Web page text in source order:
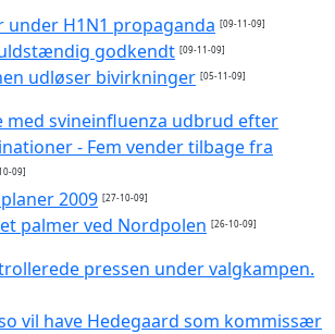
under H1N1 propaganda [09-11-09]
godkendt [09-11-09]
udløser bivirkninger [05-11-09]
med svineinfluenza udbrud efter
- Fem vender tilbage fra
09]
2009 [27-10-09]
palmer ved Nordpolen [26-10-09]
pressen under valgkampen.
vil have Hedegaard som kommissær